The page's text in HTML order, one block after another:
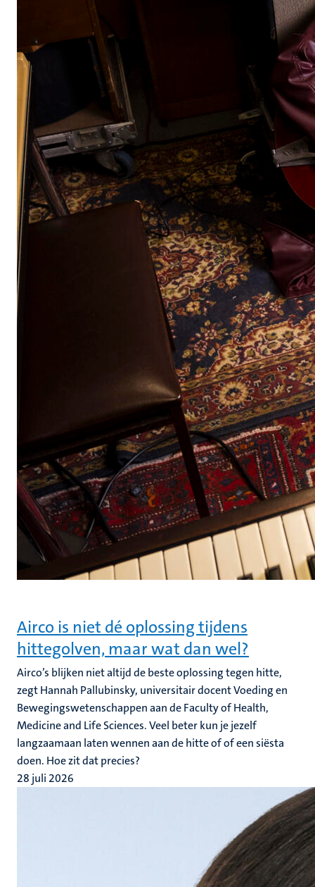
Airco is niet dé oplossing tijdens
hittegolven, maar wat dan wel?
Airco’s blijken niet altijd de beste oplossing tegen hitte,
zegt Hannah Pallubinsky, universitair docent Voeding en
Bewegingswetenschappen aan de Faculty of Health,
Medicine and Life Sciences. Veel beter kun je jezelf
langzaamaan laten wennen aan de hitte of of een siësta
doen. Hoe zit dat precies?
28 juli 2026